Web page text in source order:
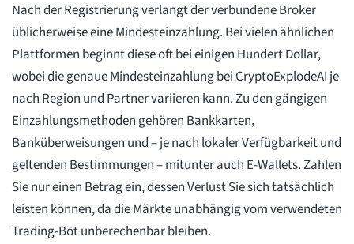
Nach der Registrierung verlangt der verbundene Broker
üblicherweise eine Mindesteinzahlung. Bei vielen ähnlichen
Plattformen beginnt diese oft bei einigen Hundert Dollar,
wobei die genaue Mindesteinzahlung bei CryptoExplodeAI je
nach Region und Partner variieren kann. Zu den gängigen
Einzahlungsmethoden gehören Bankkarten,
Banküberweisungen und – je nach lokaler Verfügbarkeit und
geltenden Bestimmungen – mitunter auch E-Wallets. Zahlen
Sie nur einen Betrag ein, dessen Verlust Sie sich tatsächlich
leisten können, da die Märkte unabhängig vom verwendeten
Trading-Bot unberechenbar bleiben.